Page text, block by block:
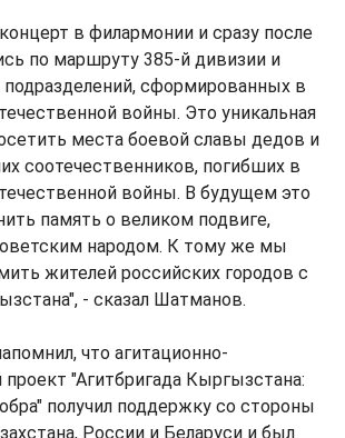
в филармонии и сразу после
по маршруту 385-й дивизии и
сформированных в
войны. Это уникальная
места боевой славы дедов и
соотечественников, погибших в
войны. В будущем это
память о великом подвиге,
народом. К тому же мы
жителей российских городов с
- сказал Шатманов.
что агитационно-
проект "Агитбригада Кыргызстана:
получил поддержку со стороны
России и Беларуси и был